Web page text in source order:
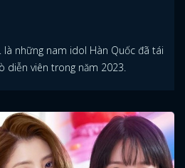
là những nam idol Hàn Quốc đã tái
diễn viên trong năm 2023.